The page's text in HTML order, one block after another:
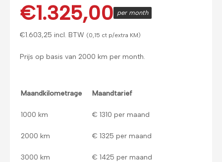
€1.325,00 per month
€1.603,25 incl. BTW (0,15 ct p/extra KM)
Prijs op basis van 2000 km per month.
Maandkilometrage Maandtarief
1000 km € 1310 per maand
2000 km € 1325 per maand
3000 km € 1425 per maand